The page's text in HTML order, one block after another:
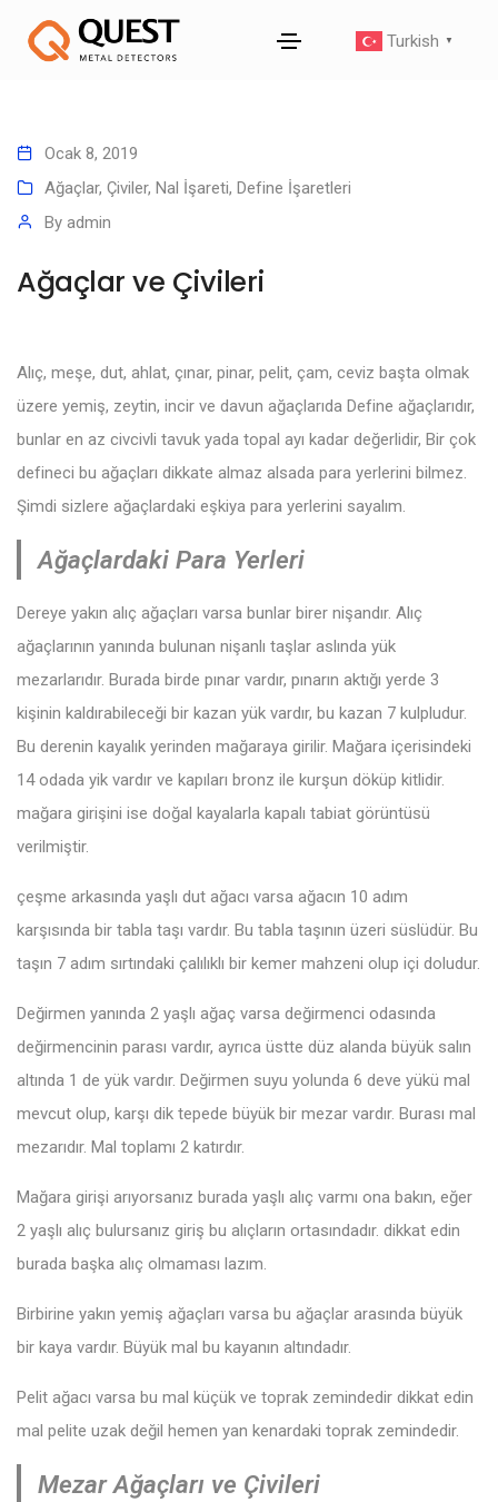
Turkish ▼
Ocak 8, 2019
Ağaçlar, Çiviler, Nal İşareti, Define İşaretleri
By admin
Ağaçlar ve Çivileri
Alıç, meşe, dut, ahlat, çınar, pinar, pelit, çam, ceviz başta olmak
üzere yemiş, zeytin, incir ve davun ağaçlarıda Define ağaçlarıdır,
bunlar en az civcivli tavuk yada topal ayı kadar değerlidir, Bir çok
defineci bu ağaçları dikkate almaz alsada para yerlerini bilmez.
Şimdi sizlere ağaçlardaki eşkiya para yerlerini sayalım.
Ağaçlardaki Para Yerleri
Dereye yakın alıç ağaçları varsa bunlar birer nişandır. Alıç
ağaçlarının yanında bulunan nişanlı taşlar aslında yük
mezarlarıdır. Burada birde pınar vardır, pınarın aktığı yerde 3
kişinin kaldırabileceği bir kazan yük vardır, bu kazan 7 kulpludur.
Bu derenin kayalık yerinden mağaraya girilir. Mağara içerisindeki
14 odada yik vardır ve kapıları bronz ile kurşun döküp kitlidir.
mağara girişini ise doğal kayalarla kapalı tabiat görüntüsü
verilmiştir.
çeşme arkasında yaşlı dut ağacı varsa ağacın 10 adım
karşısında bir tabla taşı vardır. Bu tabla taşının üzeri süslüdür. Bu
taşın 7 adım sırtındaki çalılıklı bir kemer mahzeni olup içi doludur.
Değirmen yanında 2 yaşlı ağaç varsa değirmenci odasında
değirmencinin parası vardır, ayrıca üstte düz alanda büyük salın
altında 1 de yük vardır. Değirmen suyu yolunda 6 deve yükü mal
mevcut olup, karşı dik tepede büyük bir mezar vardır. Burası mal
mezarıdır. Mal toplamı 2 katırdır.
Mağara girişi arıyorsanız burada yaşlı alıç varmı ona bakın, eğer
2 yaşlı alıç bulursanız giriş bu alıçların ortasındadır. dikkat edin
burada başka alıç olmaması lazım.
Birbirine yakın yemiş ağaçları varsa bu ağaçlar arasında büyük
bir kaya vardır. Büyük mal bu kayanın altındadır.
Pelit ağacı varsa bu mal küçük ve toprak zemindedir dikkat edin
mal pelite uzak değil hemen yan kenardaki toprak zemindedir.
Mezar Ağaçları ve Çivileri